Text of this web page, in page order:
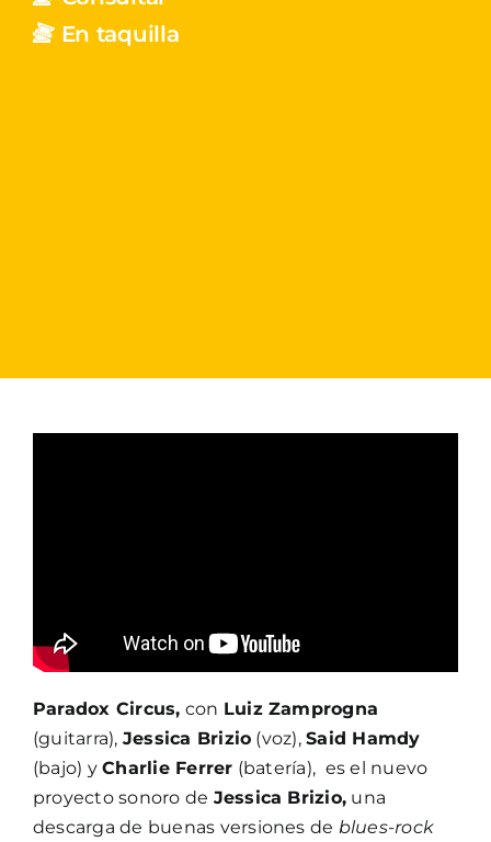
En taquilla
Paradox Circus, con Luiz Zamprogna
(guitarra), Jessica Brizio (voz),Said Hamdy
(bajo) yCharlie Ferrer (batería), es el nuevo
proyecto sonoro de Jessica Brizio, una
descarga de buenas versiones de blues-rock